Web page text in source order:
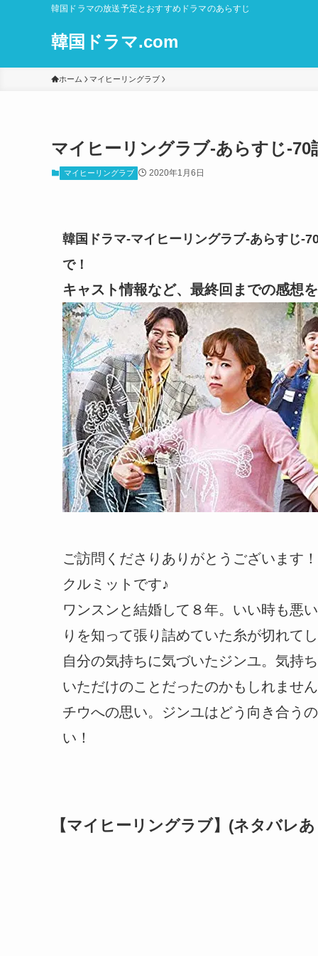
韓国ドラマの放送予定とおすすめドラマのあらすじ
韓国ドラマ.com
ホーム マイヒーリングラブ
マイヒーリングラブ-あらすじ-
マイヒーリングラブ 2020年1月6日
韓国ドラマ-マイヒーリングラブ-あらすじ-
で！
キャスト情報など、最終回までの感想
ご訪問くださりありがとうございます！
クルミットです♪
ワンスンと結婚して８年。いい時も悪
りを知って張り詰めていた糸が切れて
自分の気持ちに気づいたジンユ。気持
いただけのことだったのかもしれませ
チウへの思い。ジンユはどう向き合う
い！
【マイヒーリングラブ】(ネタバレ